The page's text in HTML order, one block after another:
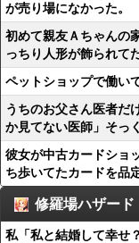
が売り場になかった。
初めて親友Ａちゃんの
っちり人形が飾られてた
ペットショップで働い
うちのお父さん医者だ
か見てない医師」そっ
彼女が中古カードショ
ち歩いてたカードを品
修羅場ハザード
私「私と結婚して幸せ